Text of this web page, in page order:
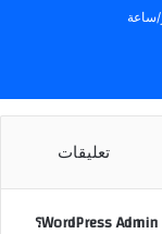
تعليقات